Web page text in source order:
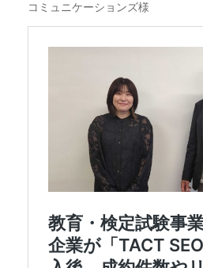
コミュニケーションズ様